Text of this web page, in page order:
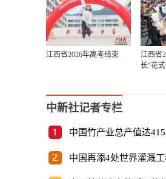
江西省2026年高考结束
江西省
长“花
中新社记者专栏
中国再添4处世界灌溉